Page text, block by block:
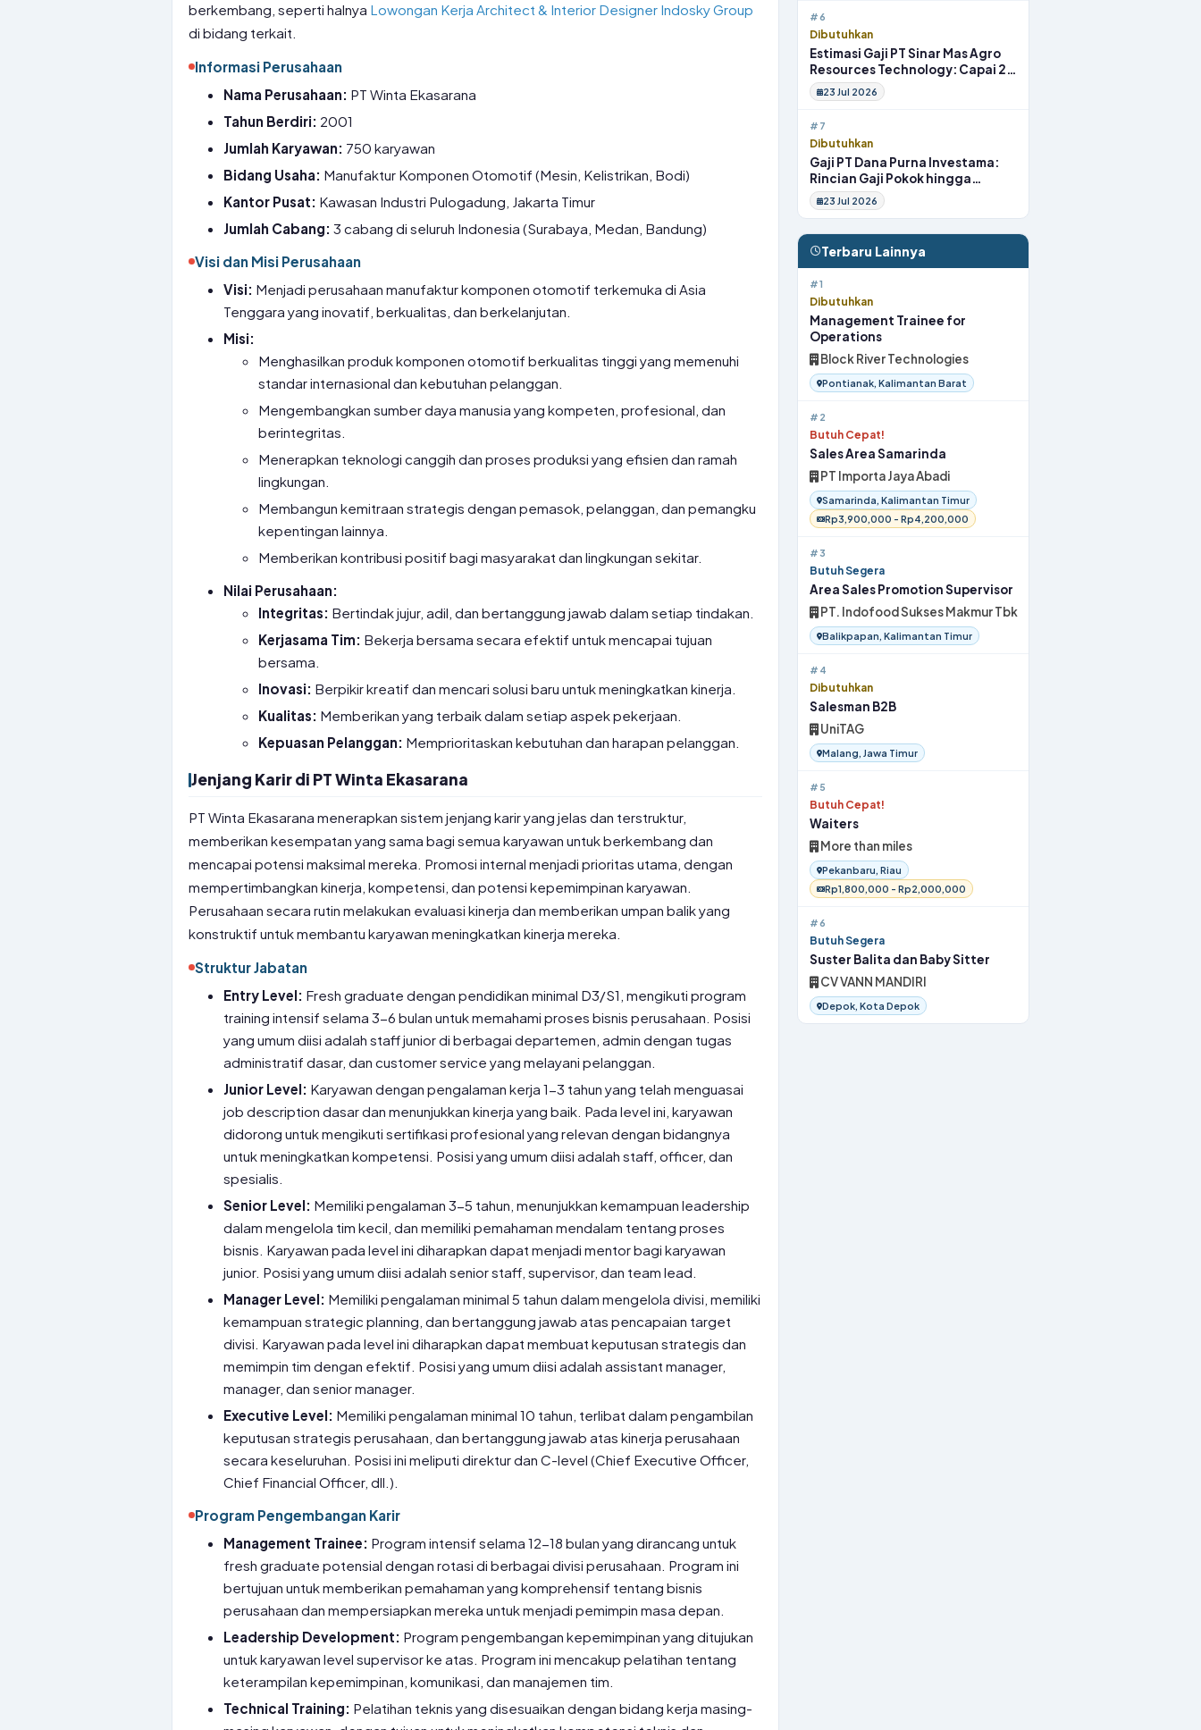
berkembang, seperti halnya Lowongan Kerja Architect & Interior Designer Indosky Group
di bidang terkait.
Informasi Perusahaan
Nama Perusahaan: PT Winta Ekasarana
Tahun Berdiri: 2001
Jumlah Karyawan: 750 karyawan
Bidang Usaha: Manufaktur Komponen Otomotif (Mesin, Kelistrikan, Bodi)
Kantor Pusat: Kawasan Industri Pulogadung, Jakarta Timur
Jumlah Cabang: 3 cabang di seluruh Indonesia (Surabaya, Medan, Bandung)
Visi dan Misi Perusahaan
Visi: Menjadi perusahaan manufaktur komponen otomotif terkemuka di Asia
Tenggara yang inovatif, berkualitas, dan berkelanjutan.
Misi:
Menghasilkan produk komponen otomotif berkualitas tinggi yang memenuhi
standar internasional dan kebutuhan pelanggan.
Mengembangkan sumber daya manusia yang kompeten, profesional, dan
berintegritas.
Menerapkan teknologi canggih dan proses produksi yang efisien dan ramah
lingkungan.
Membangun kemitraan strategis dengan pemasok, pelanggan, dan pemangku
kepentingan lainnya.
Memberikan kontribusi positif bagi masyarakat dan lingkungan sekitar.
Nilai Perusahaan:
Integritas: Bertindak jujur, adil, dan bertanggung jawab dalam setiap tindakan.
Kerjasama Tim: Bekerja bersama secara efektif untuk mencapai tujuan
bersama.
Inovasi: Berpikir kreatif dan mencari solusi baru untuk meningkatkan kinerja.
Kualitas: Memberikan yang terbaik dalam setiap aspek pekerjaan.
Kepuasan Pelanggan: Memprioritaskan kebutuhan dan harapan pelanggan.
Jenjang Karir di PT Winta Ekasarana
PT Winta Ekasarana menerapkan sistem jenjang karir yang jelas dan terstruktur,
memberikan kesempatan yang sama bagi semua karyawan untuk berkembang dan
mencapai potensi maksimal mereka. Promosi internal menjadi prioritas utama, dengan
mempertimbangkan kinerja, kompetensi, dan potensi kepemimpinan karyawan.
Perusahaan secara rutin melakukan evaluasi kinerja dan memberikan umpan balik yang
konstruktif untuk membantu karyawan meningkatkan kinerja mereka.
Struktur Jabatan
Entry Level: Fresh graduate dengan pendidikan minimal D3/S1, mengikuti program
training intensif selama 3-6 bulan untuk memahami proses bisnis perusahaan. Posisi
yang umum diisi adalah staff junior di berbagai departemen, admin dengan tugas
administratif dasar, dan customer service yang melayani pelanggan.
Junior Level: Karyawan dengan pengalaman kerja 1-3 tahun yang telah menguasai
job description dasar dan menunjukkan kinerja yang baik. Pada level ini, karyawan
didorong untuk mengikuti sertifikasi profesional yang relevan dengan bidangnya
untuk meningkatkan kompetensi. Posisi yang umum diisi adalah staff, officer, dan
spesialis.
Senior Level: Memiliki pengalaman 3-5 tahun, menunjukkan kemampuan leadership
dalam mengelola tim kecil, dan memiliki pemahaman mendalam tentang proses
bisnis. Karyawan pada level ini diharapkan dapat menjadi mentor bagi karyawan
junior. Posisi yang umum diisi adalah senior staff, supervisor, dan team lead.
Manager Level: Memiliki pengalaman minimal 5 tahun dalam mengelola divisi, memiliki
kemampuan strategic planning, dan bertanggung jawab atas pencapaian target
divisi. Karyawan pada level ini diharapkan dapat membuat keputusan strategis dan
memimpin tim dengan efektif. Posisi yang umum diisi adalah assistant manager,
manager, dan senior manager.
Executive Level: Memiliki pengalaman minimal 10 tahun, terlibat dalam pengambilan
keputusan strategis perusahaan, dan bertanggung jawab atas kinerja perusahaan
secara keseluruhan. Posisi ini meliputi direktur dan C-level (Chief Executive Officer,
Chief Financial Officer, dll.).
Program Pengembangan Karir
Management Trainee: Program intensif selama 12-18 bulan yang dirancang untuk
fresh graduate potensial dengan rotasi di berbagai divisi perusahaan. Program ini
bertujuan untuk memberikan pemahaman yang komprehensif tentang bisnis
perusahaan dan mempersiapkan mereka untuk menjadi pemimpin masa depan.
Leadership Development: Program pengembangan kepemimpinan yang ditujukan
untuk karyawan level supervisor ke atas. Program ini mencakup pelatihan tentang
keterampilan kepemimpinan, komunikasi, dan manajemen tim.
Technical Training: Pelatihan teknis yang disesuaikan dengan bidang kerja masing-
#6
Dibutuhkan
Estimasi Gaji PT Sinar Mas Agro
Resources Technology: Capai 20
Juta Full Benefit
23 Jul 2026
#7
Dibutuhkan
Gaji PT Dana Purna Investama:
Rincian Gaji Pokok hingga
Fasilitas
23 Jul 2026
Terbaru Lainnya
#1
Dibutuhkan
Management Trainee for
Operations
Block River Technologies
Pontianak, Kalimantan Barat
#2
Butuh Cepat!
Sales Area Samarinda
PT Importa Jaya Abadi
Samarinda, Kalimantan Timur
Rp3,900,000 - Rp4,200,000
#3
Butuh Segera
Area Sales Promotion Supervisor
PT. Indofood Sukses Makmur Tbk
Balikpapan, Kalimantan Timur
#4
Dibutuhkan
Salesman B2B
UniTAG
Malang, Jawa Timur
#5
Butuh Cepat!
Waiters
More than miles
Pekanbaru, Riau
Rp1,800,000 - Rp2,000,000
#6
Butuh Segera
Suster Balita dan Baby Sitter
CV VANN MANDIRI
Depok, Kota Depok